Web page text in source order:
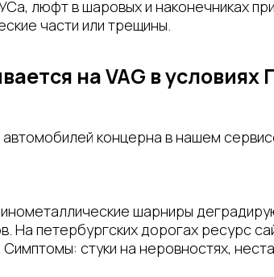
люфт в шаровых и наконечниках
части или трещины.
на VAG в условиях
концерна в нашем
шарниры
На петербургских дорогах ресурс
Симптомы: стуки на неровностях,